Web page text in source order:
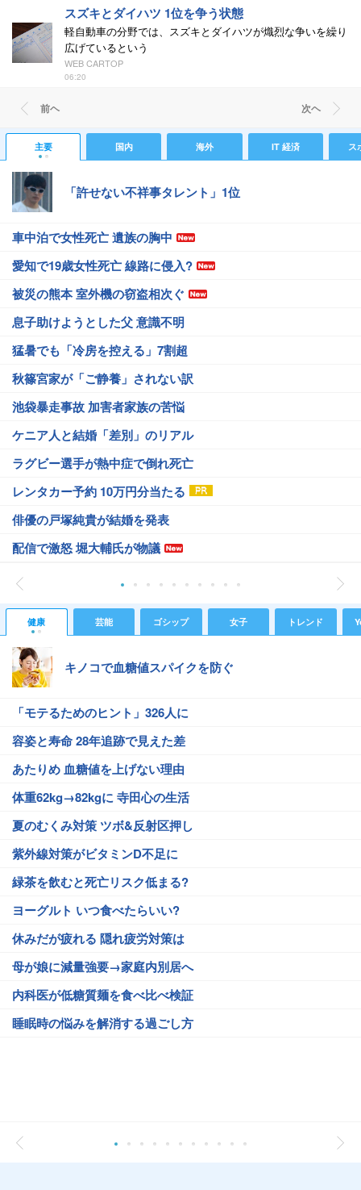
スズキとダイハツ 1位を争う状態
軽自動車の分野では、スズキとダイハツが熾烈な争いを繰り
広げているという
WEB CARTOP
06:20
前ヘ 次ヘ
主要 国内 海外 IT 経済 ス
「許せない不祥事タレント」1位
車中泊で女性死亡 遺族の胸中
愛知で19歳女性死亡 線路に侵入?
被災の熊本 室外機の窃盗相次ぐ
息子助けようとした父 意識不明
猛暑でも「冷房を控える」7割超
秋篠宮家が「ご静養」されない訳
池袋暴走事故 加害者家族の苦悩
ケニア人と結婚「差別」のリアル
ラグビー選手が熱中症で倒れ死亡
レンタカー予約 10万円分当たる
俳優の戸塚純貴が結婚を発表
配信で激怒 堀大輔氏が物議
健康 芸能 ゴシップ 女子 トレンド
キノコで血糖値スパイクを防ぐ
「モテるためのヒント」326人に
容姿と寿命 28年追跡で見えた差
あたりめ 血糖値を上げない理由
体重62kg→82kgに 寺田心の生活
夏のむくみ対策 ツボ&反射区押し
紫外線対策がビタミンD不足に
緑茶を飲むと死亡リスク低まる?
ヨーグルト いつ食べたらいい?
休みだが疲れる 隠れ疲労対策は
母が娘に減量強要→家庭内別居へ
内科医が低糖質麺を食べ比べ検証
睡眠時の悩みを解消する過ごし方